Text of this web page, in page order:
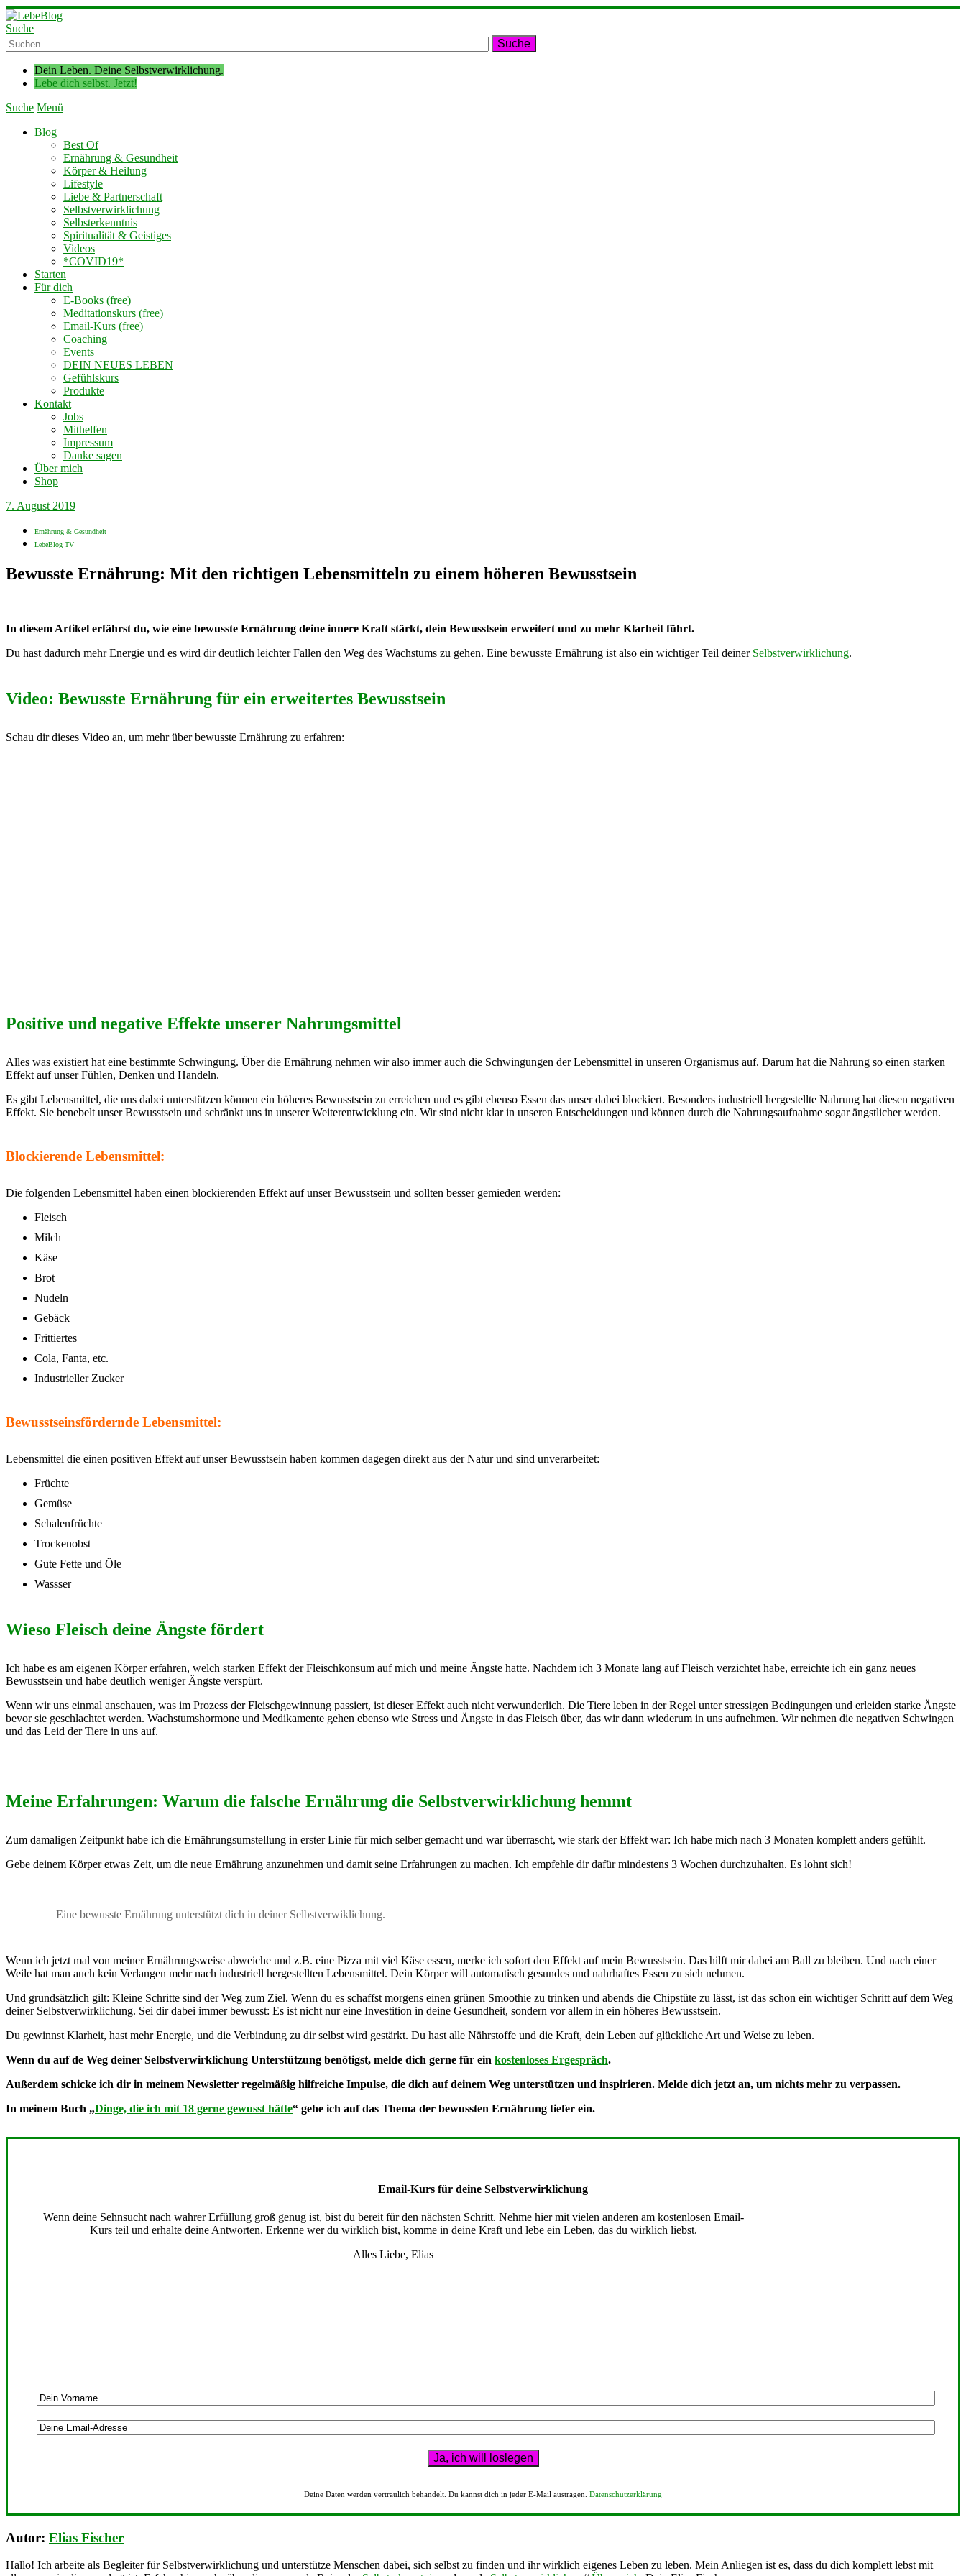
Suche
Dein Leben. Deine Selbstverwirklichung.
Lebe dich selbst. Jetzt!
Suche Menü
Blog
Best Of
Ernährung & Gesundheit
Körper & Heilung
Lifestyle
Liebe & Partnerschaft
Selbstverwirklichung
Selbsterkenntnis
Spiritualität & Geistiges
Videos
*COVID19*
Starten
Für dich
E-Books (free)
Meditationskurs (free)
Email-Kurs (free)
Coaching
Events
DEIN NEUES LEBEN
Gefühlskurs
Produkte
Kontakt
Jobs
Mithelfen
Impressum
Danke sagen
Über mich
Shop
7. August 2019
Ernährung & Gesundheit
LebeBlog TV
Bewusste Ernährung: Mit den richtigen Lebensmitteln zu einem höheren Bewusstsein
In diesem Artikel erfährst du, wie eine bewusste Ernährung deine innere Kraft stärkt, dein Bewusstsein erweitert und zu mehr Klarheit führt.
Du hast dadurch mehr Energie und es wird dir deutlich leichter Fallen den Weg des Wachstums zu gehen. Eine bewusste Ernährung ist also ein wichtiger Teil deiner Selbstverwirklichung.
Video: Bewusste Ernährung für ein erweitertes Bewusstsein
Schau dir dieses Video an, um mehr über bewusste Ernährung zu erfahren:
Positive und negative Effekte unserer Nahrungsmittel
Alles was existiert hat eine bestimmte Schwingung. Über die Ernährung nehmen wir also immer auch die Schwingungen der Lebensmittel in unseren Organismus auf. Darum hat die Nahrung so einen starken
Effekt auf unser Fühlen, Denken und Handeln.
Es gibt Lebensmittel, die uns dabei unterstützen können ein höheres Bewusstsein zu erreichen und es gibt ebenso Essen das unser dabei blockiert. Besonders industriell hergestellte Nahrung hat diesen negativen
Effekt. Sie benebelt unser Bewusstsein und schränkt uns in unserer Weiterentwicklung ein. Wir sind nicht klar in unseren Entscheidungen und können durch die Nahrungsaufnahme sogar ängstlicher werden.
Blockierende Lebensmittel:
Die folgenden Lebensmittel haben einen blockierenden Effekt auf unser Bewusstsein und sollten besser gemieden werden:
Fleisch
Milch
Käse
Brot
Nudeln
Gebäck
Frittiertes
Cola, Fanta, etc.
Industrieller Zucker
Bewusstseinsfördernde Lebensmittel:
Lebensmittel die einen positiven Effekt auf unser Bewusstsein haben kommen dagegen direkt aus der Natur und sind unverarbeitet:
Früchte
Gemüse
Schalenfrüchte
Trockenobst
Gute Fette und Öle
Wassser
Wieso Fleisch deine Ängste fördert
Ich habe es am eigenen Körper erfahren, welch starken Effekt der Fleischkonsum auf mich und meine Ängste hatte. Nachdem ich 3 Monate lang auf Fleisch verzichtet habe, erreichte ich ein ganz neues
Bewusstsein und habe deutlich weniger Ängste verspürt.
Wenn wir uns einmal anschauen, was im Prozess der Fleischgewinnung passiert, ist dieser Effekt auch nicht verwunderlich. Die Tiere leben in der Regel unter stressigen Bedingungen und erleiden starke Ängste
bevor sie geschlachtet werden. Wachstumshormone und Medikamente gehen ebenso wie Stress und Ängste in das Fleisch über, das wir dann wiederum in uns aufnehmen. Wir nehmen die negativen Schwingen
und das Leid der Tiere in uns auf.
Meine Erfahrungen: Warum die falsche Ernährung die Selbstverwirklichung hemmt
Zum damaligen Zeitpunkt habe ich die Ernährungsumstellung in erster Linie für mich selber gemacht und war überrascht, wie stark der Effekt war: Ich habe mich nach 3 Monaten komplett anders gefühlt.
Gebe deinem Körper etwas Zeit, um die neue Ernährung anzunehmen und damit seine Erfahrungen zu machen. Ich empfehle dir dafür mindestens 3 Wochen durchzuhalten. Es lohnt sich!
Eine bewusste Ernährung unterstützt dich in deiner Selbstverwiklichung.
Wenn ich jetzt mal von meiner Ernährungsweise abweiche und z.B. eine Pizza mit viel Käse essen, merke ich sofort den Effekt auf mein Bewusstsein. Das hilft mir dabei am Ball zu bleiben. Und nach einer
Weile hat man auch kein Verlangen mehr nach industriell hergestellten Lebensmittel. Dein Körper will automatisch gesundes und nahrhaftes Essen zu sich nehmen.
Und grundsätzlich gilt: Kleine Schritte sind der Weg zum Ziel. Wenn du es schaffst morgens einen grünen Smoothie zu trinken und abends die Chipstüte zu lässt, ist das schon ein wichtiger Schritt auf dem Weg
deiner Selbstverwirklichung. Sei dir dabei immer bewusst: Es ist nicht nur eine Investition in deine Gesundheit, sondern vor allem in ein höheres Bewusstsein.
Du gewinnst Klarheit, hast mehr Energie, und die Verbindung zu dir selbst wird gestärkt. Du hast alle Nährstoffe und die Kraft, dein Leben auf glückliche Art und Weise zu leben.
Wenn du auf de Weg deiner Selbstverwirklichung Unterstützung benötigst, melde dich gerne für ein kostenloses Ergespräch.
Außerdem schicke ich dir in meinem Newsletter regelmäßig hilfreiche Impulse, die dich auf deinem Weg unterstützen und inspirieren. Melde dich jetzt an, um nichts mehr zu verpassen.
In meinem Buch „Dinge, die ich mit 18 gerne gewusst hätte“ gehe ich auf das Thema der bewussten Ernährung tiefer ein.
Email-Kurs für deine Selbstverwirklichung
Wenn deine Sehnsucht nach wahrer Erfüllung groß genug ist, bist du bereit für den nächsten Schritt. Nehme hier mit vielen anderen am kostenlosen Email-
Kurs teil und erhalte deine Antworten. Erkenne wer du wirklich bist, komme in deine Kraft und lebe ein Leben, das du wirklich liebst.
Alles Liebe, Elias
Deine Daten werden vertraulich behandelt. Du kannst dich in jeder E-Mail austragen. Datenschutzerklärung
Autor: Elias Fischer
Hallo! Ich arbeite als Begleiter für Selbstverwirklichung und unterstütze Menschen dabei, sich selbst zu finden und ihr wirklich eigenes Leben zu leben. Mein Anliegen ist es, dass du dich komplett lebst mit